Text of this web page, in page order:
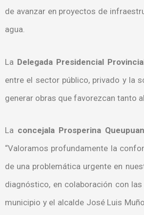
de avanzar en proyectos de
agua.
La Delegada Presidencial
entre el sector público, privado y la
generar obras que favorezcan tanto
La concejala Prosperina Queupuan
“Valoramos profundamente la
de una problemática urgente en
diagnóstico, en colaboración con
municipio y el alcalde José Luis